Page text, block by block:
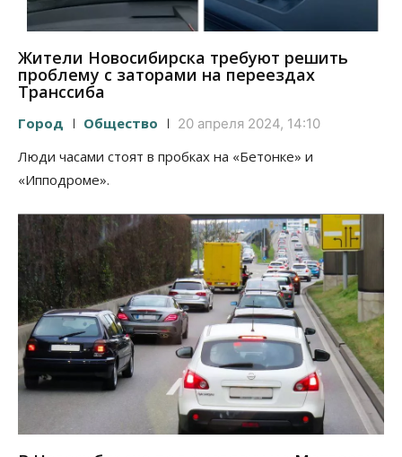
Жители Новосибирска требуют решить
проблему с заторами на переездах
Транссиба
Город Общество 20 апреля 2024, 14:10
Люди часами стоят в пробках на «Бетонке» и
«Ипподроме».